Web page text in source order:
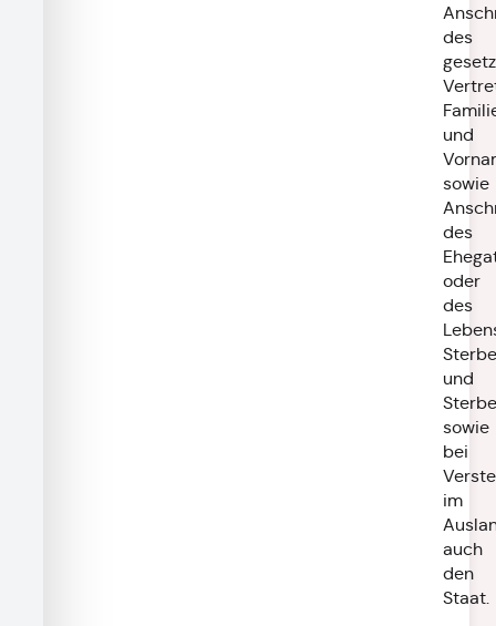
des
und
sowie
des
oder
des
und
sowie
bei
im
auch
den
Staat.